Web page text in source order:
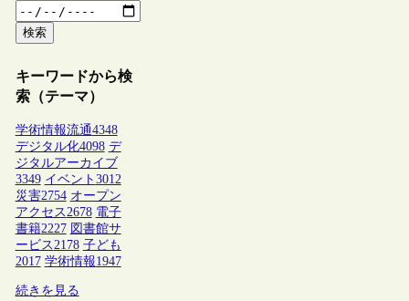
検索
キーワードから検
索（テーマ）
学術情報流通4348
デジタル化4098 デ
ジタルアーカイブ
3349 イベント 3012
災害2754 オープン
アクセス 2678 電子
書籍2227 図書館サ
ービス 2178 子ども
2017 学術情報1947
続きを見る